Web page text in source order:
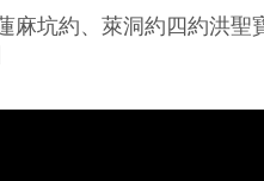
麻坑約、萊洞約四約洪聖